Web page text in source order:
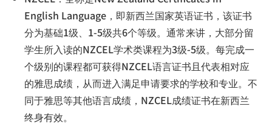
English Language ，即新西兰国家英语证书，该证书
分为基础1级、 1-5级共6个等级。通常来讲，大部分留
学生所入读的NZCEL学术类课程为3级-5级。每完成一
个级别的课程都可获得NZCEL语言证书且代表相对应
的雅思成绩，从而进入满足申请要求的学校和专业。不
同于雅思等其他语言成绩， NZCEL成绩证书在新西兰
终身有效。